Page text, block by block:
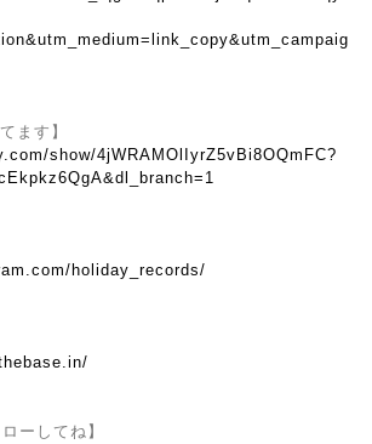
ます】
show/4jWRAMOlIyrZ5vBi8OQmFC?
holiday_records/
ーしてね】